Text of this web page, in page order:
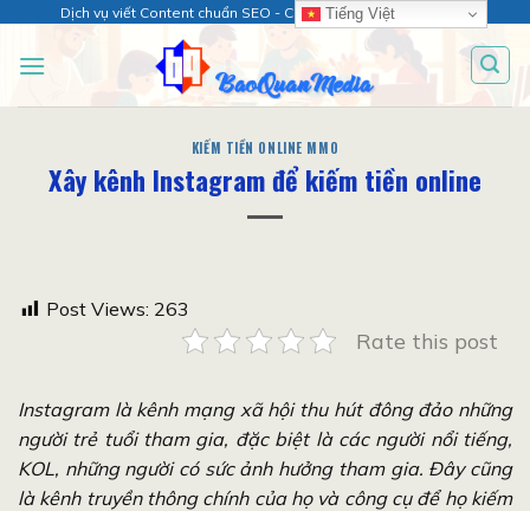
Chuyển
nội
dung
Dịch vụ viết Content chuẩn SEO - Chăm sóc web chuyên sâu!
KIẾM TIỀN ONLINE MMO
Xây kênh Instagram để kiếm tiền online
Post Views: 263
Rate this post
Instagram là kênh mạng xã hội thu hút đông đảo những
người trẻ tuổi tham gia, đặc biệt là các người nổi tiếng,
KOL, những người có sức ảnh hưởng tham gia. Đây cũng
là kênh truyền thông chính của họ và công cụ để họ kiếm
Tiếng Việt